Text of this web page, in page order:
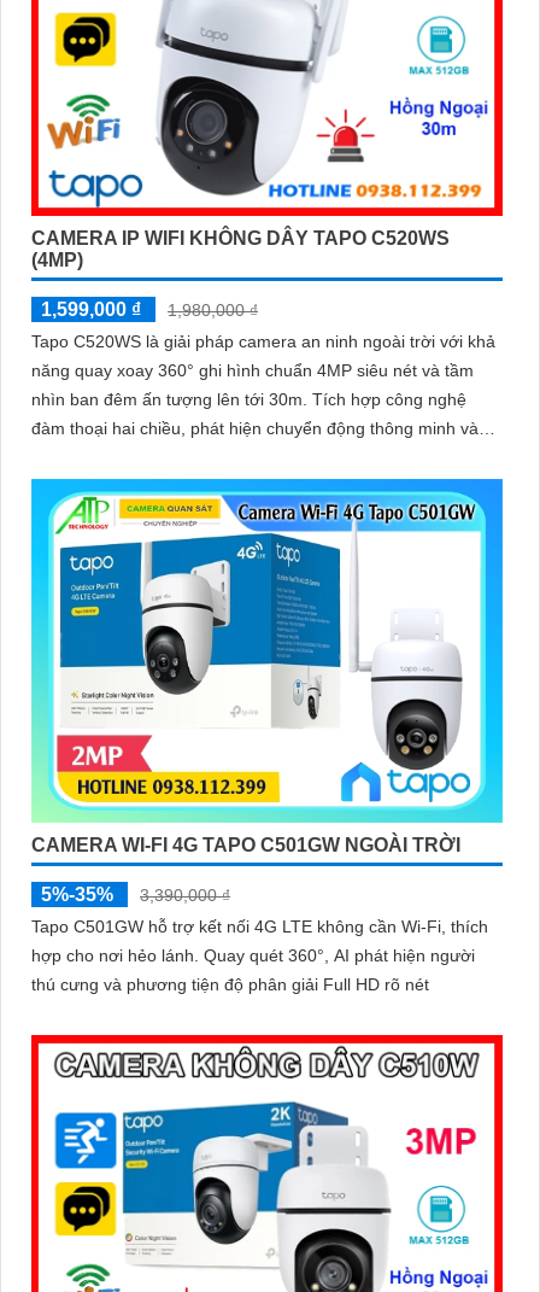
CAMERA IP WIFI KHÔNG DÂY TAPO C520WS
(4MP)
1,599,000 ₫
1,980,000 ₫
Tapo C520WS là giải pháp camera an ninh ngoài trời với khả
năng quay xoay 360° ghi hình chuẩn 4MP siêu nét và tầm
nhìn ban đêm ấn tượng lên tới 30m. Tích hợp công nghệ
đàm thoại hai chiều, phát hiện chuyển động thông minh và
bất cứ đâu
CAMERA WI-FI 4G TAPO C501GW NGOÀI TRỜI
5%-35%
3,390,000 ₫
Tapo C501GW hỗ trợ kết nối 4G LTE không cần Wi-Fi, thích
hợp cho nơi hẻo lánh. Quay quét 360°, AI phát hiện người
thú cưng và phương tiện độ phân giải Full HD rõ nét